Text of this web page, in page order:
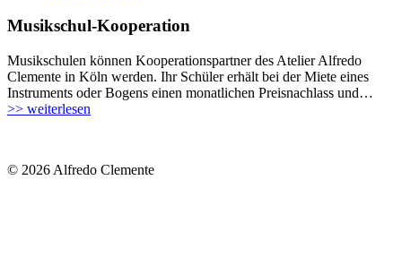
Musikschul-Kooperation
Musikschulen können Kooperationspartner des Atelier Alfredo
Clemente in Köln werden. Ihr Schüler erhält bei der Miete eines
Instruments oder Bogens einen monatlichen Preisnachlass und…
>> weiterlesen
© 2026 Alfredo Clemente